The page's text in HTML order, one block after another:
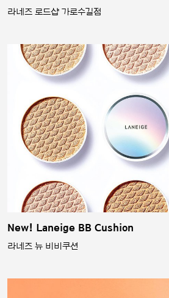
라네즈 로드샵 가로수길점
New! Laneige BB Cushion
라네즈 뉴 비비쿠션